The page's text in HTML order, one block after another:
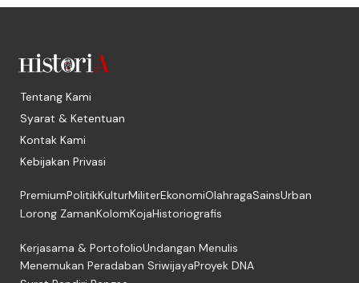
Tentang Kami
Syarat & Ketentuan
Kontak Kami
Kebijakan Privasi
PremiumPolitikKulturMiliterEkonomiOlahragaSainsUrban
Lorong ZamanKolomKojaHistoriografis
Kerjasama & PortofolioUndangan Menulis
Menemukan Peradaban SriwijayaProyek DNA